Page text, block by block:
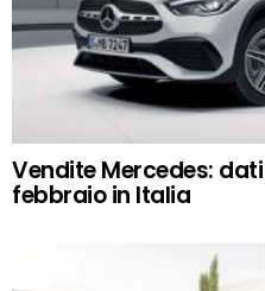
Vendite Mercedes:
febbraio in Italia